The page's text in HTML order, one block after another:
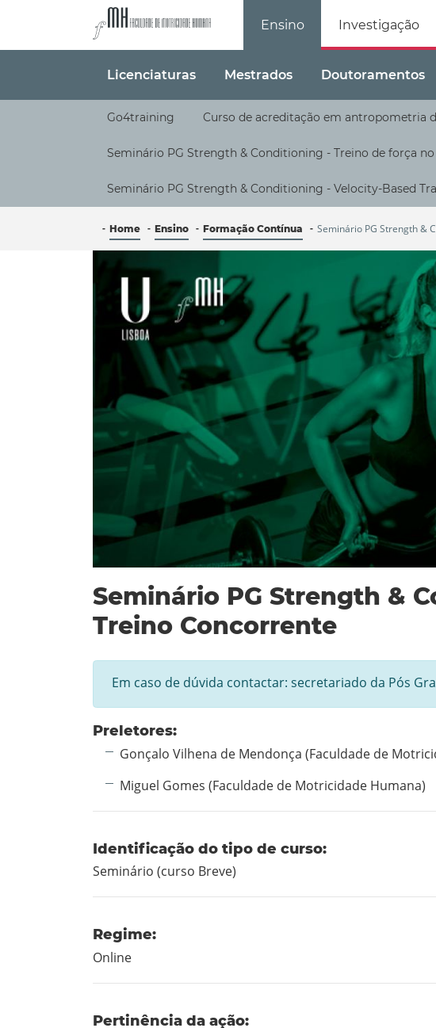
Faculdade de
Ensino Investigação
Licenciaturas Mestrados Doutoramentos
Go4training Curso de acreditação em antropometria
Seminário PG Strength & Conditioning - Treino de força no
Seminário PG Strength & Conditioning - Velocity-Based
Home Ensino Formação Contínua Seminário PG Strength &
Seminário PG Strength &
Treino Concorrente
Em caso de dúvida contactar: secretariado da Pós
Preletores:
Gonçalo Vilhena de Mendonça (Faculdade de
Miguel Gomes (Faculdade de Motricidade Humana)
Identificação do tipo de curso:
Seminário (curso Breve)
Regime:
Online
Pertinência da ação: